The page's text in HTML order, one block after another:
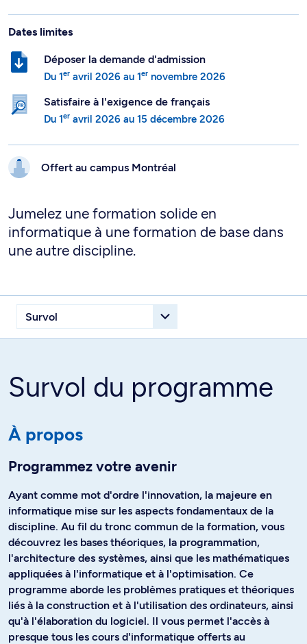
Dates limites
Déposer la demande d'admission
Du 1er avril 2026 au 1er novembre 2026
Satisfaire à l'exigence de français
Du 1er avril 2026 au 15 décembre 2026
Offert au campus Montréal
Jumelez une formation solide en
informatique à une formation de base dans
une autre discipline.
Survol du programme
À propos
Programmez votre avenir
Ayant comme mot d'ordre l'innovation, la majeure en
informatique mise sur les aspects fondamentaux de la
discipline. Au fil du tronc commun de la formation, vous
découvrez les bases théoriques, la programmation,
l'architecture des systèmes, ainsi que les mathématiques
appliquées à l'informatique et à l'optimisation. Ce
programme aborde les problèmes pratiques et théoriques
liés à la construction et à l'utilisation des ordinateurs, ainsi
qu'à l'élaboration du logiciel. Il vous permet l'accès à
presque tous les cours d'informatique offerts au